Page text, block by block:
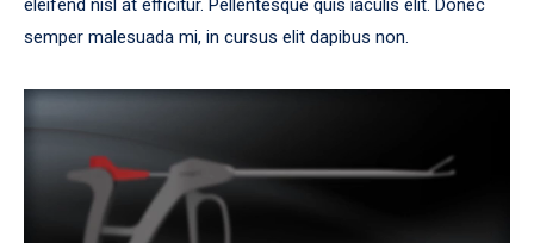
eleifend nisl at efficitur. Pellentesque quis iaculis elit. Donec
semper malesuada mi, in cursus elit dapibus non.